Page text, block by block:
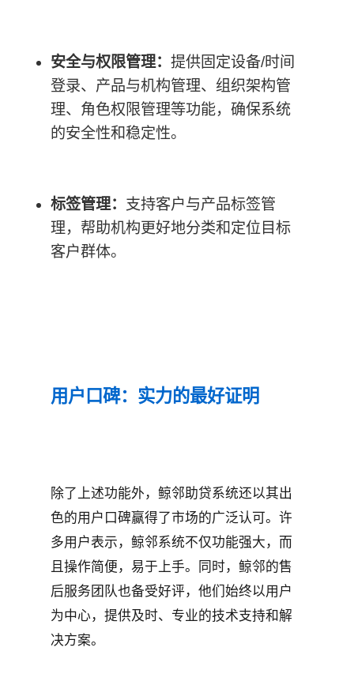
安全与权限管理： 提供固定设备/时间
登录、产品与机构管理、组织架构管
理、角色权限管理等功能，确保系统
的安全性和稳定性。
标签管理： 支持客户与产品标签管
理，帮助机构更好地分类和定位目标
客户群体。
用户口碑：实力的最好证明
除了上述功能外，鲸邻助贷系统还以其出
色的用户口碑赢得了市场的广泛认可。许
多用户表示，鲸邻系统不仅功能强大，而
且操作简便，易于上手。同时，鲸邻的售
后服务团队也备受好评，他们始终以用户
为中心，提供及时、专业的技术支持和解
决方案。